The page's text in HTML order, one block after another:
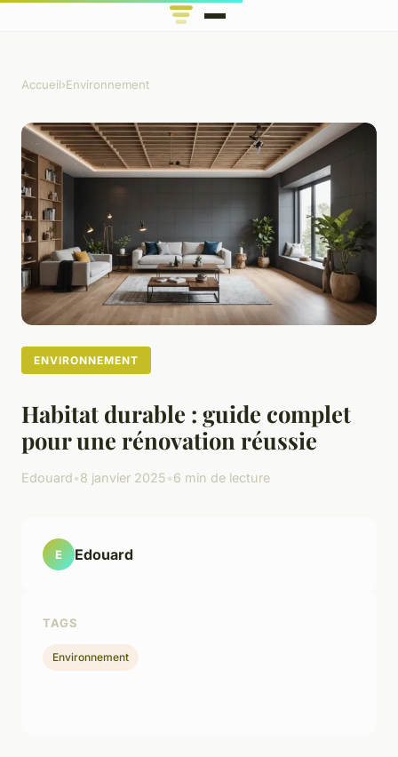
Accueil›Environnement
ENVIRONNEMENT
Habitat durable : guide complet
pour une rénovation réussie
Edouard•8 janvier 2025•6 min de lecture
E Edouard
TAGS
Environnement